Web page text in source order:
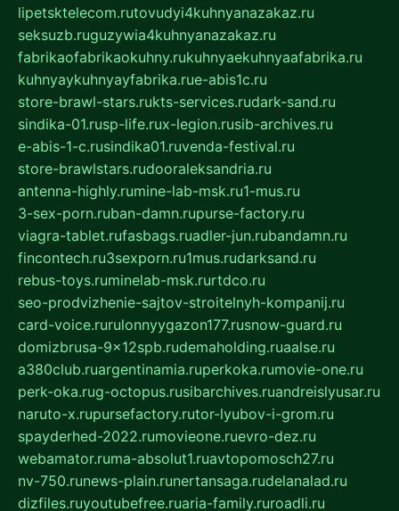
lipetsktelecom.rutovudyi4kuhnyanazakaz.ru
seksuzb.ruguzywia4kuhnyanazakaz.ru
fabrikaofabrikaokuhny.rukuhnyaekuhnyaafabrika.ru
kuhnyaykuhnyayfabrika.rue-abis1c.ru
store-brawl-stars.rukts-services.rudark-sand.ru
sindika-01.rusp-life.rux-legion.rusib-archives.ru
e-abis-1-c.rusindika01.ruvenda-festival.ru
store-brawlstars.rudooraleksandria.ru
antenna-highly.rumine-lab-msk.ru1-mus.ru
3-sex-porn.ruban-damn.rupurse-factory.ru
viagra-tablet.rufasbags.ruadler-jun.rubandamn.ru
fincontech.ru3sexporn.ru1mus.rudarksand.ru
rebus-toys.ruminelab-msk.rurtdco.ru
seo-prodvizhenie-sajtov-stroitelnyh-kompanij.ru
card-voice.rurulonnyygazon177.rusnow-guard.ru
domizbrusa-9x12spb.rudemaholding.ruaalse.ru
a380club.ruargentinamia.ruperkoka.rumovie-one.ru
perk-oka.rug-octopus.rusibarchives.ruandreislyusar.ru
naruto-x.rupursefactory.rutor-lyubov-i-grom.ru
spayderhed-2022.rumovieone.ruevro-dez.ru
webamator.ruma-absolut1.ruavtopomosch27.ru
nv-750.runews-plain.runertansaga.rudelanalad.ru
dizfiles.ruyoutubefree.ruaria-family.ruroadli.ru